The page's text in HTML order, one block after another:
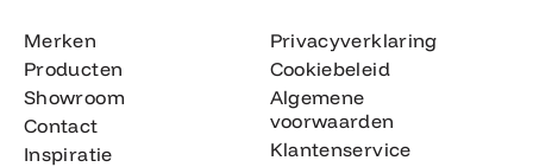
Merken
Producten
Showroom
Contact
Inspiratie
Privacyverklaring
Cookiebeleid
Algemene
voorwaarden
Klantenservice